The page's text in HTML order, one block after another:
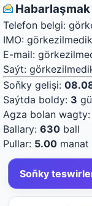
Habarlaşmak
Telefon belgi:
IMO: görkezilmedik
E-mail:
Saýt:
Soňky gelişi:
Saýtda boldy: 3
Agza bolan wagty:
Ballary: 630 ball
Pullar: 5.00 manat
Soňky